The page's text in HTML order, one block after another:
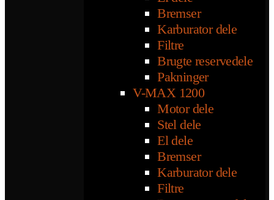
Bremser
Karburator dele
Filtre
Brugte reservedele
Pakninger
V-MAX 1200
Motor dele
Stel dele
El dele
Bremser
Karburator dele
Filtre